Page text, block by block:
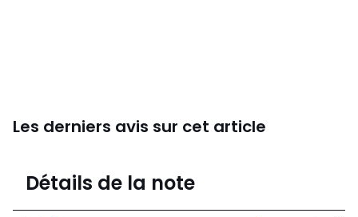
Les derniers avis sur cet article
4,7
Détails de la note